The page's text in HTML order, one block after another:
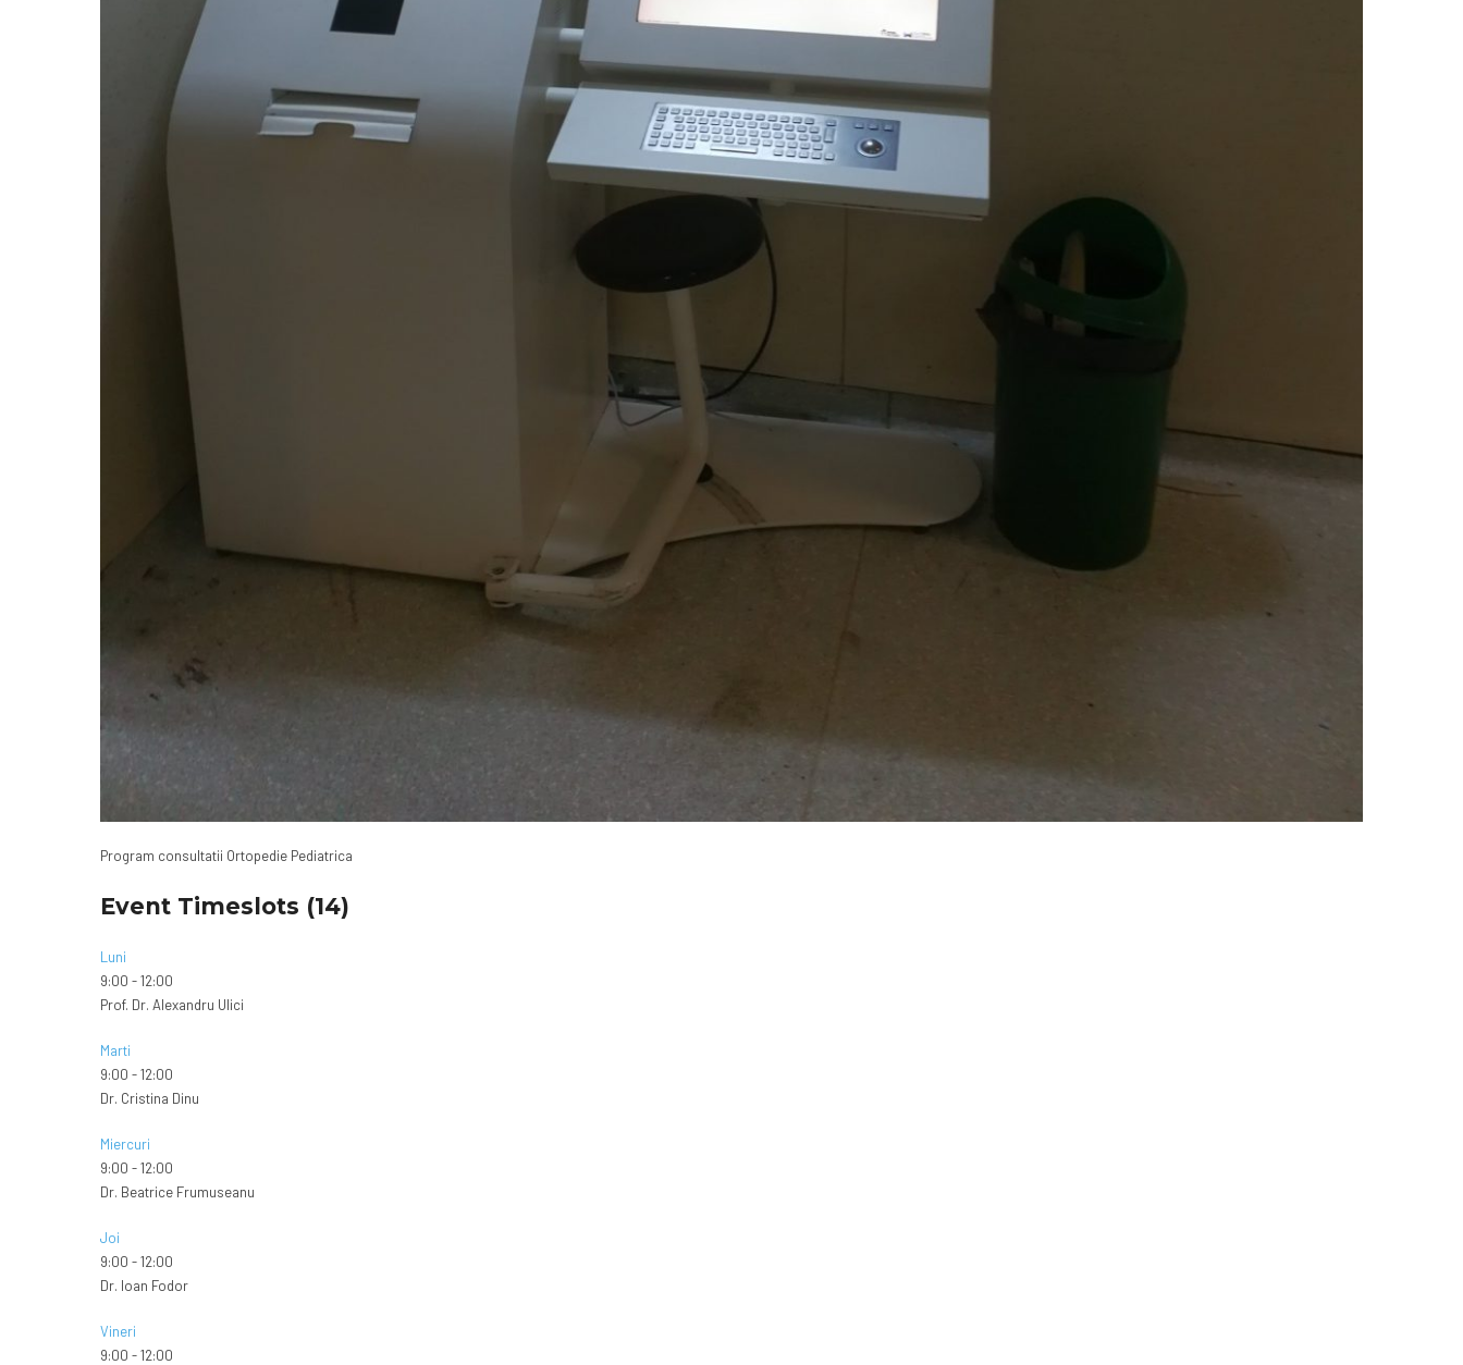
Program consultatii Ortopedie Pediatrica
Event Timeslots (14)
Luni
9:00 -12:00
Prof. Dr. Alexandru Ulici
Marti
9:00 -12:00
Dr. Cristina Dinu
Miercuri
9:00 -12:00
Dr. Beatrice Frumuseanu
Joi
9:00 -12:00
Dr. Ioan Fodor
Vineri
9:00 -12:00